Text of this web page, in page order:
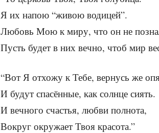
Я их напою “живою водицей”.
Любовь Мою к миру, что он не
Пусть будет в них вечно, чтоб мир
“Вот Я отхожу к Тебе, вернусь же
И будут спасённые, как солнце сиять.
И вечного счастья, любви полнота,
Вокруг окружает Твоя красота.”